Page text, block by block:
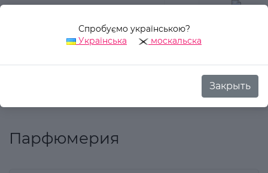
Спробуємо українською?
Українська
москальска
Закрыть
Парфюмерия